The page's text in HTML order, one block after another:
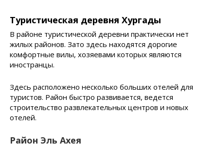
Туристическая деревня Хургады
В районе туристической деревни практически нет
жилых районов. Зато здесь находятся дорогие
комфортные вилы, хозяевами которых являются
иностранцы.
Здесь расположено несколько больших отелей для
туристов. Район быстро развивается, ведется
строительство развлекательных центров и новых
отелей.
Район Эль Ахея